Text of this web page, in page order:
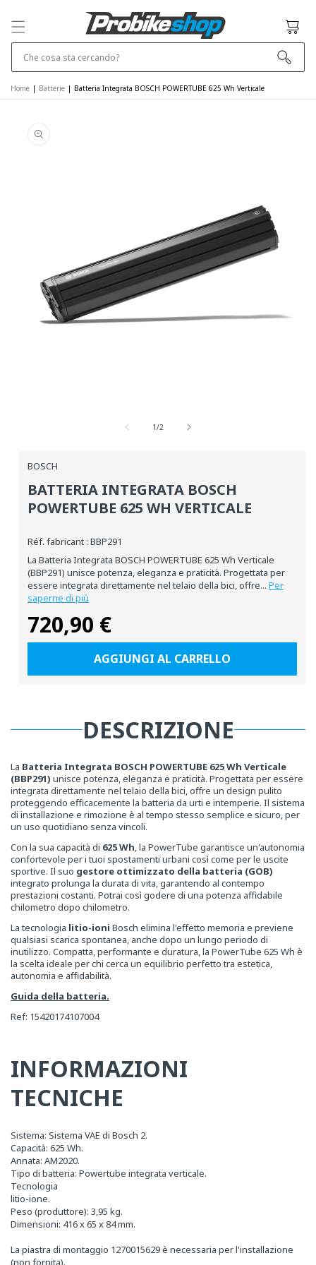
CONTENUTO
Che cosa sta cercando?
Cestino
Home | Batterie | Batteria Integrata BOSCH POWERTUBE 625 Wh Verticale
PRODOTTO
modale
1/su2
BOSCH
BATTERIA INTEGRATA BOSCH
POWERTUBE 625 WH VERTICALE
Réf. fabricant : BBP291
La Batteria Integrata BOSCH POWERTUBE 625 Wh Verticale
(BBP291) unisce potenza, eleganza e praticità. Progettata per
essere integrata direttamente nel telaio della bici, offre... Per
saperne di più
Prezzo
normale
720,90 €
AGGIUNGI AL CARRELLO
DESCRIZIONE
La Batteria Integrata BOSCH POWERTUBE 625 Wh Verticale
(BBP291) unisce potenza, eleganza e praticità. Progettata per essere
integrata direttamente nel telaio della bici, offre un design pulito
proteggendo efficacemente la batteria da urti e intemperie. Il sistema
di installazione e rimozione è al tempo stesso semplice e sicuro, per
un uso quotidiano senza vincoli.
Con la sua capacità di 625Wh, la PowerTube garantisce un'autonomia
confortevole per i tuoi spostamenti urbani così come per le uscite
sportive. Il suo gestore ottimizzato della batteria (GOB)
integrato prolunga la durata di vita, garantendo al contempo
prestazioni costanti. Potrai così godere di una potenza affidabile
chilometro dopo chilometro.
La tecnologia litio-ioni Bosch elimina l'effetto memoria e previene
qualsiasi scarica spontanea, anche dopo un lungo periodo di
inutilizzo. Compatta, performante e duratura, la PowerTube 625 Wh è
la scelta ideale per chi cerca un equilibrio perfetto tra estetica,
autonomia e affidabilità.
Guida della batteria.
Ref: 15420174107004
INFORMAZIONI
TECNICHE
Sistema: Sistema VAE di Bosch 2.
Capacità: 625 Wh.
Annata: AM2020.
Tipo di batteria: Powertube integrata verticale.
Tecnologia
litio-ione.
Peso (produttore): 3,95 kg.
Dimensioni: 416 x 65 x 84 mm.
La piastra di montaggio 1270015629 è necessaria per l'installazione
(non fornita).